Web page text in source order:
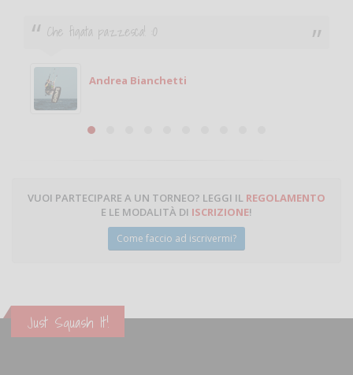
Che figata pazzesca! :O
Andrea Bianchetti
VUOI PARTECIPARE A UN TORNEO? LEGGI IL REGOLAMENTO
E LE MODALITÀ DI ISCRIZIONE!
Come faccio ad iscrivermi?
Just Squash It!